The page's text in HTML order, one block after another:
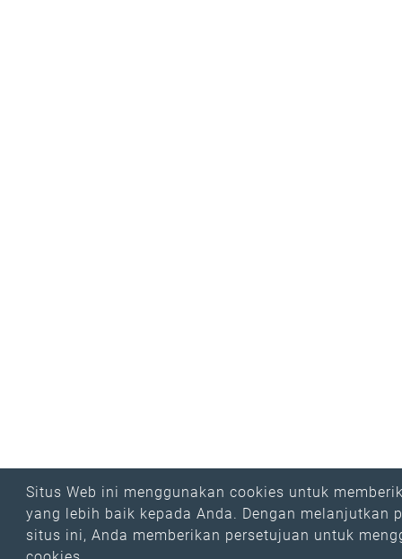
Situs Web ini menggunakan cookies untuk
yang lebih baik kepada Anda. Dengan melanjutkan
situs ini, Anda memberikan persetujuan untuk